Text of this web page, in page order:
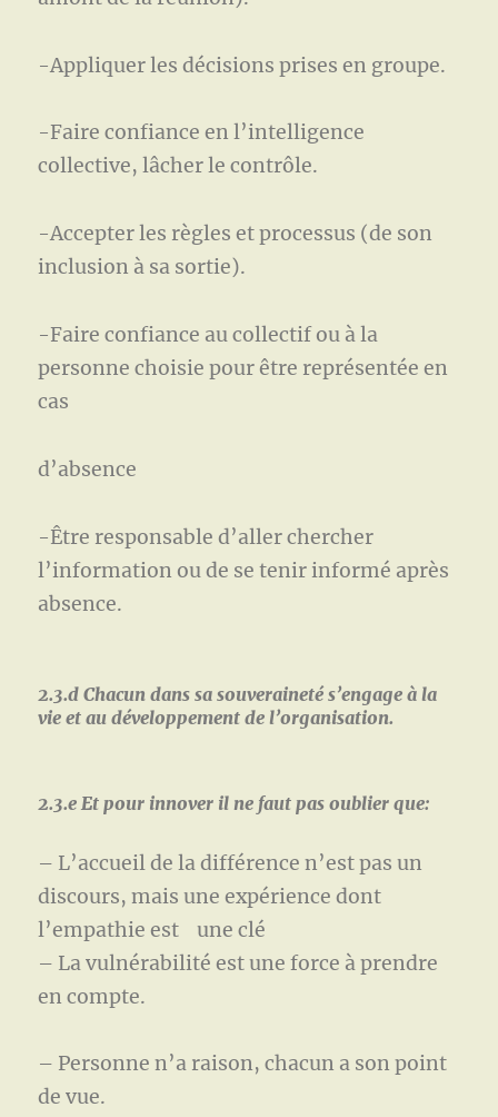
-Appliquer les décisions prises en groupe.
-Faire confiance en l’intelligence
collective, lâcher le contrôle.
-Accepter les règles et processus (de son
inclusion à sa sortie).
-Faire confiance au collectif ou à la
personne choisie pour être représentée en
cas
d’absence
-Être responsable d’aller chercher
l’information ou de se tenir informé après
absence.
2.3.d Chacun dans sa souveraineté s’engage à la
vie et au développement de l’organisation.
2.3.e Et pour innover il ne faut pas oublier que:
– L’accueil de la différence n’est pas un
discours, mais une expérience dont
l’empathie est une clé
– La vulnérabilité est une force à prendre
en compte.
– Personne n’a raison, chacun a son point
de vue.